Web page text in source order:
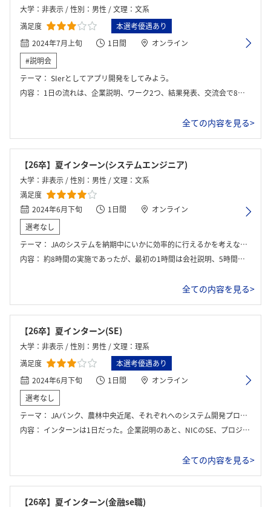
大学：非表示 / 性別：男性 / 文理：文系
満足度
本選考優遇あり
2024年7月上旬
1日間
オンライン
#説明会
テーマ： SIerとしてアプリ開発をしてみよう。
内容： 1日の流れは、企業説明、ワーク2つ、結果発表、交流会で8時間くらい。 ワークはJAと農中のそれぞれに必要なソフトウェアを作るが、必要な機能を自分たちで選び、最終的に正解の機能をどれだけ選べたかを競うゲームのようなもの。
全ての内容を見る>
【26卒】夏インターン(システムエンジニア)
大学：非表示 / 性別：男性 / 文理：文系
満足度
2024年6月下旬
1日間
オンライン
選考なし
テーマ： JAのシステムを納期中にいかに効率的に行えるかを考えながら班でPM模擬体験を行った。
内容： 約8時間の実施であったが、最初の1時間は会社説明、5時間はずっとグループワークを行っていた。最後の2時間はひたすら社員座談会であった。
全ての内容を見る>
【26卒】夏インターン(SE)
大学：非表示 / 性別：男性 / 文理：理系
満足度
本選考優遇あり
2024年6月下旬
1日間
オンライン
選考なし
テーマ： JAバンク、農林中央近尾、それぞれへのシステム開発プロジェクトをマネジメントしよう。
内容： インターンは1日だった。企業説明のあと、NICのSE、プロジェクトマネージャーとして、協力会社を選定し、機能を選定し、開発するという流れ。
全ての内容を見る>
【26卒】夏インターン(金融se職)